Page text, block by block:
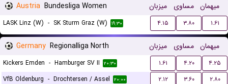
Austria Bundesliga Women میزبان مساوی میهمان
LASK Linz (W) - SK Sturm Graz (W) ۱۹:۳۰ ۴.۱۵ ۳.۸۰ ۱.۶۱
Germany Regionalliga North میزبان مساوی میهمان
Kickers Emden - Hamburger SV II ۲۰:۳۰ ۱.۶۱ ۴.۲۰
۴.۲۵
VfB Oldenburg - Drochtersen / Assel ۲۰:۰۰ ۲.۱۲ ۳.۶۰
۲.۸۰